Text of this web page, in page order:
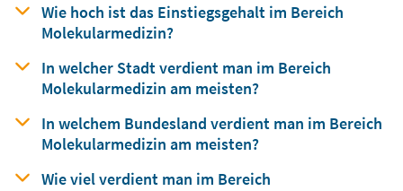
Wie hoch ist das Einstiegsgehalt im Bereich
Molekularmedizin?
In welcher Stadt verdient man im Bereich
Molekularmedizin am meisten?
In welchem Bundesland verdient man im Bereich
Molekularmedizin am meisten?
Wie viel verdient man im Bereich